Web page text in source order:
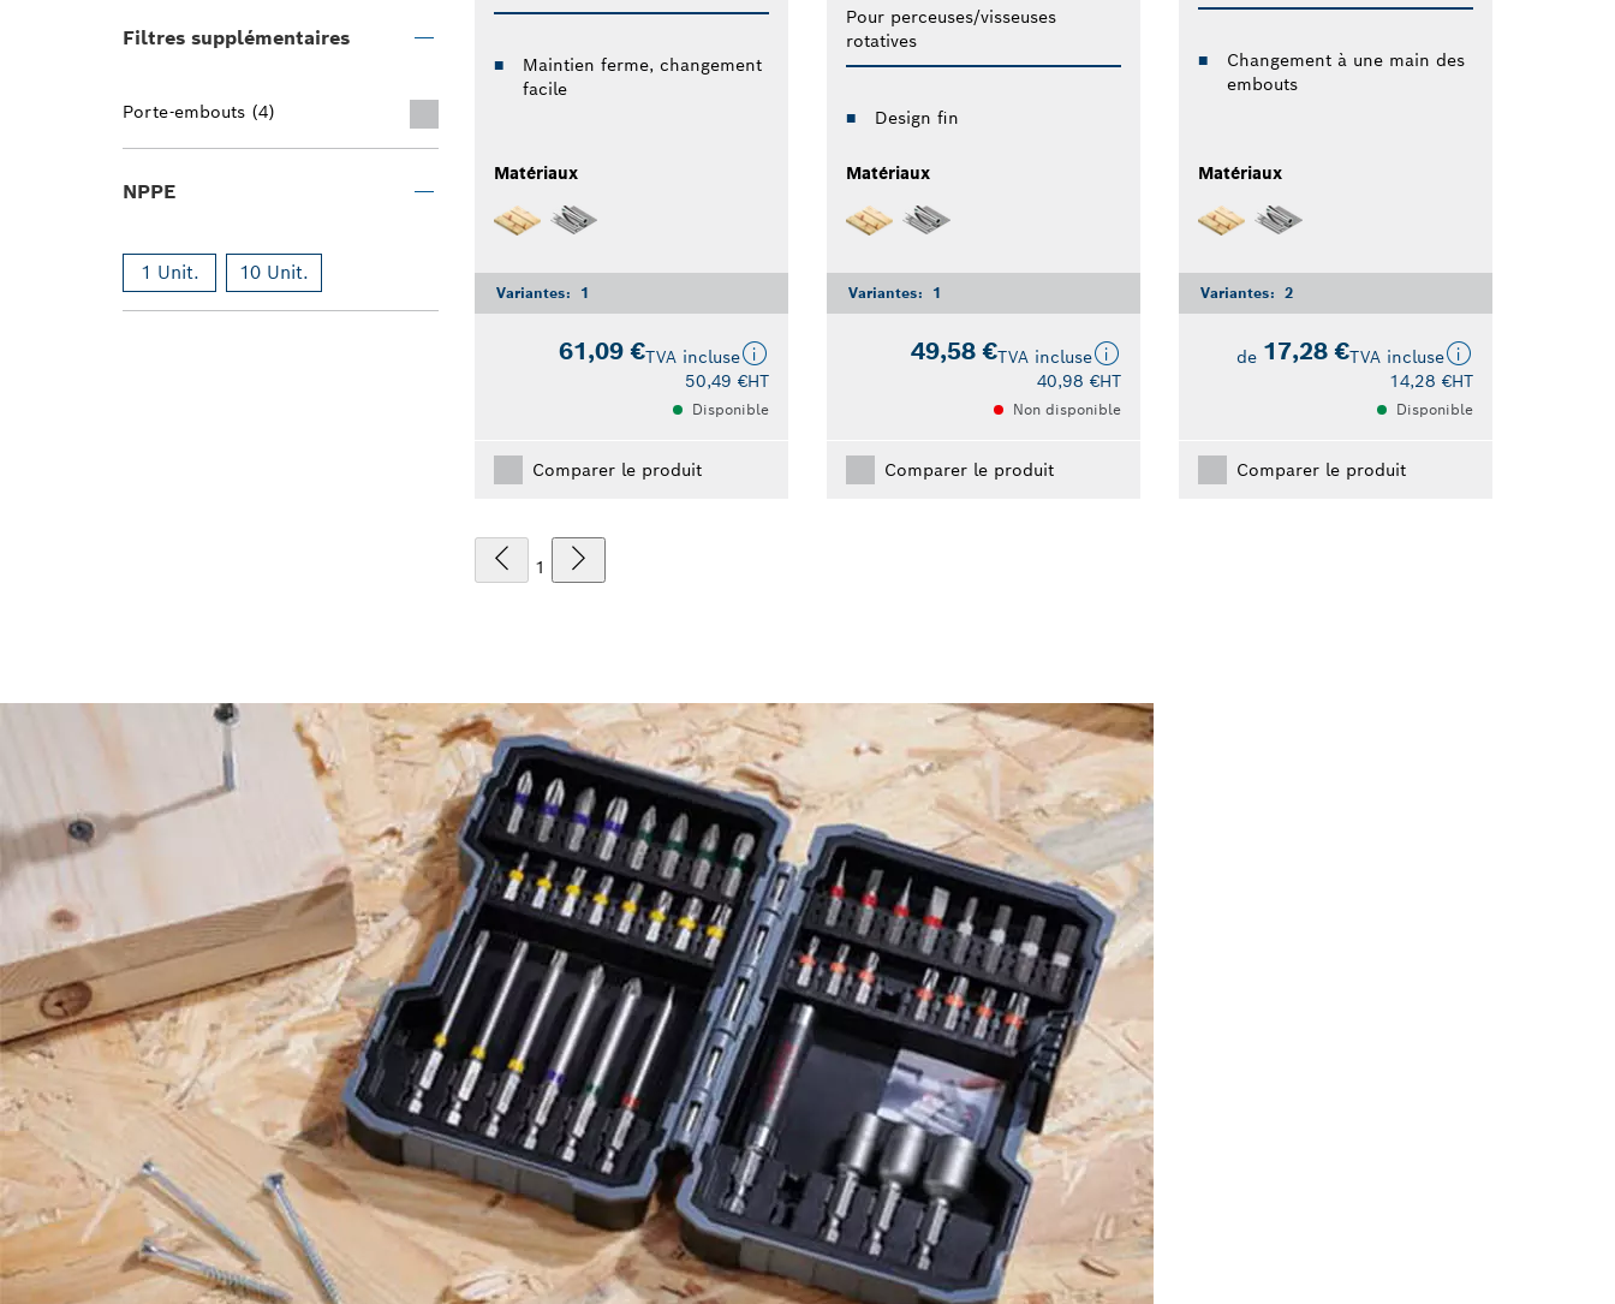
Filtres supplémentaires
Porte-embouts (4)
NPPE
1 Unit. 10 Unit.
Maintien ferme, changement
facile
Matériaux
Variantes: 1
61,09 €TVA incluse
50,49 €HT
Disponible
Comparer le produit
Pour perceuses/visseuses
rotatives
Design fin
Matériaux
Variantes: 1
49,58 €TVA incluse
40,98 €HT
Non disponible
Comparer le produit
Changement à une main des
embouts
Matériaux
Variantes: 2
de 17,28 €TVA incluse
14,28 €HT
Disponible
Comparer le produit
1